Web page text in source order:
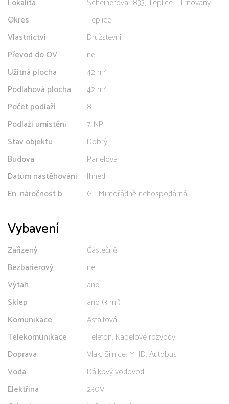
Okres
Teplice
Vlastnictví
Družstevní
Převod do OV
ne
Užitná plocha
42 m²
Podlahová plocha
42 m²
Počet podlaží
8
Podlaží umístění
7. NP
Stav objektu
Dobrý
Budova
Panelová
Datum nastěhování
Ihned
En. náročnost b.
G - Mimořádně nehospodárná
Vybavení
Zařízený
Částečně
Bezbariérový
ne
Výtah
ano
Sklep
ano (3 m²)
Komunikace
Asfaltová
Telekomunikace
Telefon, Kabelové rozvody
Doprava
Vlak, Silnice, MHD, Autobus
Voda
Dálkový vodovod
Elektřina
230V